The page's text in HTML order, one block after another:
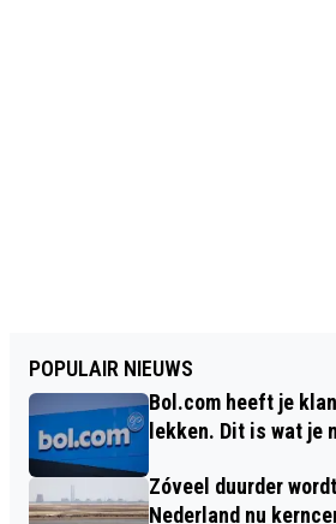
POPULAIR NIEUWS
Bol.com heeft je
lekken. Dit is wat je
Zóveel duurder
Nederland nu